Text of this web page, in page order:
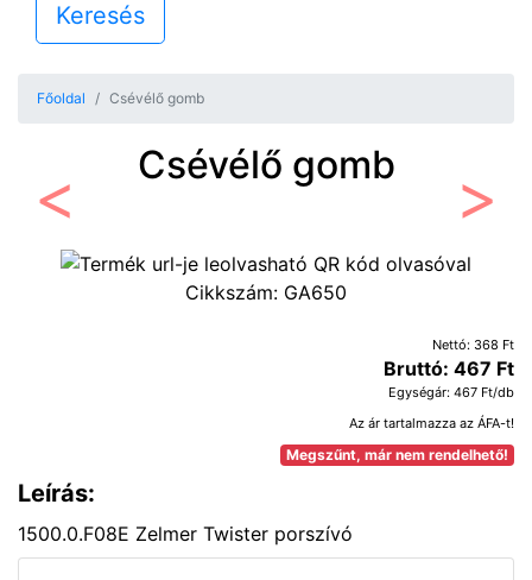
Keresés
Főoldal Csévélő gomb
Csévélő gomb
Előző
Cikkszám: GA650
Nettó: 368 Ft
Bruttó: 467 Ft
Egységár: 467 Ft/db
Az ár tartalmazza az ÁFA-t!
Megszűnt, már nem rendelhető!
Leírás:
1500.0.F08E Zelmer Twister porszívó